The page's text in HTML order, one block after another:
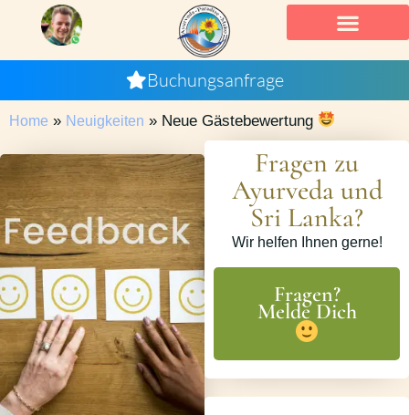
Buchungsanfrage
Home » Neuigkeiten » Neue Gästebewertung
Fragen zu
Ayurveda und
Sri Lanka?
Wir helfen Ihnen gerne!
Fragen?
Melde Dich